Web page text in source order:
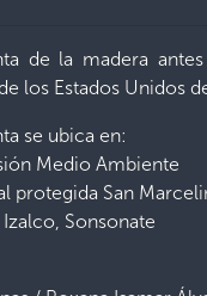
de la madera
los Estados Unidos
se ubica en:
Medio Ambiente
protegida San
Izalco, Sonsonate